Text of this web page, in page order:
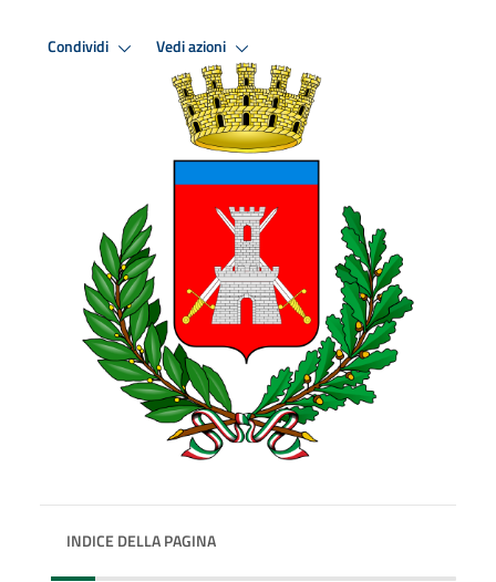
Condividi Vedi azioni
INDICE DELLA PAGINA